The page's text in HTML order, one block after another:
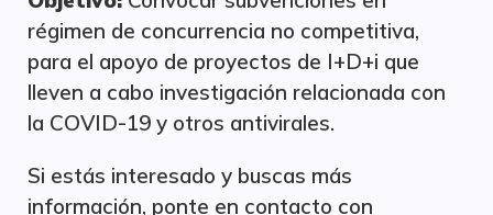
régimen de concurrencia no competitiva,
para el apoyo de proyectos de I+D+i que
lleven a cabo investigación relacionada con
la COVID-19 y otros antivirales.
Si estás interesado y buscas más
información, ponte en contacto con